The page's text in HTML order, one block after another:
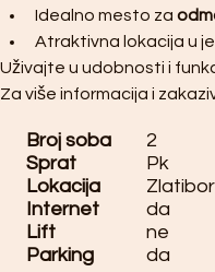
Idealno mesto za
Atraktivna lokacija u
Uživajte u udobnosti i
Za više informacija i
Broj soba 2
Sprat
Pk
Lokacija
Zlatibor
Internet
da
Lift
ne
Parking
da